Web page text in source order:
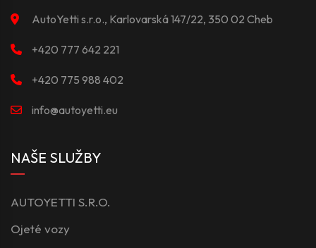
AutoYetti s.r.o., Karlovarská 147/22, 350 02 Cheb
+420 777 642 221
+420 775 988 402
info@autoyetti.eu
NAŠE SLUŽBY
AUTOYETTI S.R.O.
Ojeté vozy